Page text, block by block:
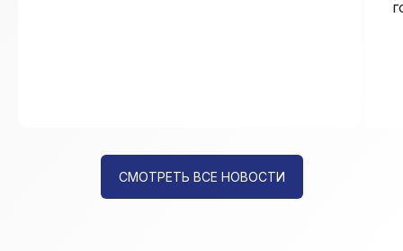
СМОТРЕТЬ ВСЕ НОВОСТИ